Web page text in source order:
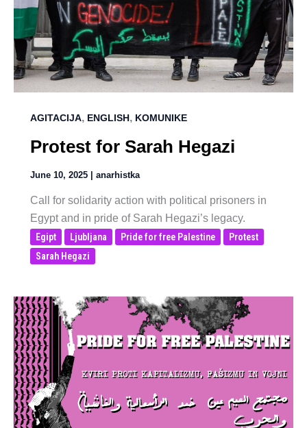
AGITACIJA, ENGLISH, KOMUNIKE
Protest for Sarah Hegazi
June 10, 2025 | anarhistka
Call for solidarity action with political prisoners in
Egypt and in pride of Sarah Hegazi’s legacy.
Egipt Ljubljana Pride for free Palestine
Protest
Sarah Hegazi